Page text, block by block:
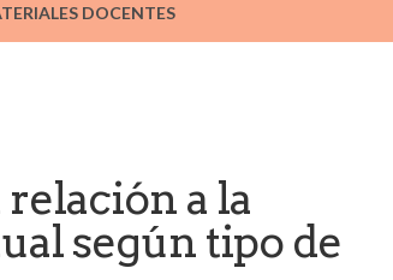
DOCENTES
a la
según tipo de